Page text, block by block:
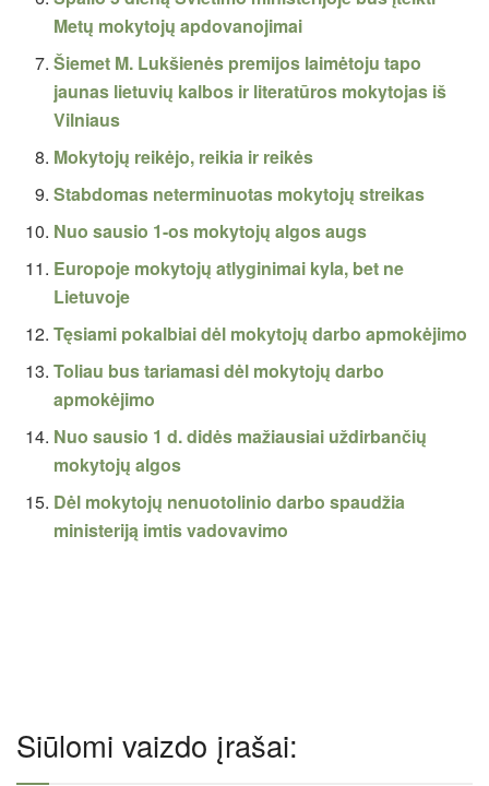
Metų mokytojų apdovanojimai
Šiemet M. Lukšienės premijos laimėtoju tapo
jaunas lietuvių kalbos ir literatūros mokytojas iš
Vilniaus
Mokytojų reikėjo, reikia ir reikės
Stabdomas neterminuotas mokytojų streikas
Nuo sausio 1-os mokytojų algos augs
Europoje mokytojų atlyginimai kyla, bet ne
Lietuvoje
Tęsiami pokalbiai dėl mokytojų darbo apmokėjimo
Toliau bus tariamasi dėl mokytojų darbo
apmokėjimo
Nuo sausio 1 d. didės mažiausiai uždirbančių
mokytojų algos
Dėl mokytojų nenuotolinio darbo spaudžia
ministeriją imtis vadovavimo
Siūlomi vaizdo įrašai: